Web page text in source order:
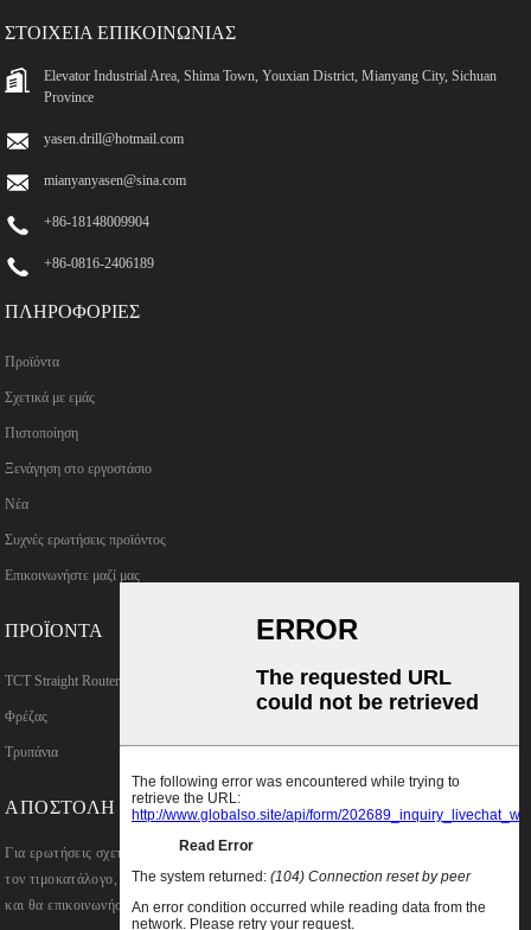
ΣΤΟΙΧΕΊΑ ΕΠΙΚΟΙΝΩΝΊΑΣ
Elevator Industrial Area, Shima Town, Youxian District, Mianyang City, Sichuan
Province
yasen.drill@hotmail.com
mianyanyasen@sina.com
+86-18148009904
+86-0816-2406189
ΠΛΗΡΟΦΟΡΊΕΣ
Προϊόντα
Σχετικά με εμάς
Πιστοποίηση
Ξενάγηση στο εργοστάσιο
Νέα
Συχνές ερωτήσεις προϊόντος
Επικοινωνήστε μαζί μας
ΠΡΟΪΌΝΤΑ
TCT Straight Router Bits
Φρέζας
Τρυπάνια
ΑΠΟΣΤΟΛΉ ΕΡΩΤΉΣΕΩΝ
Για ερωτήσεις σχετικά με τα προϊόντα μας ή
τον τιμοκατάλογο, αφήστε μας το email σας
και θα επικοινωνήσουμε εντός 24 ωρών.